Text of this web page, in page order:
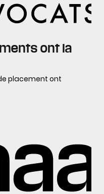
ont la
placement ont